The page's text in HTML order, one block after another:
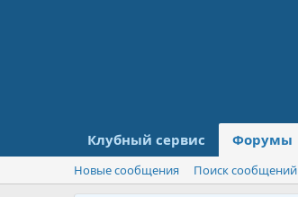
Клубный сервис Форумы
Новые сообщения Поиск сообщений